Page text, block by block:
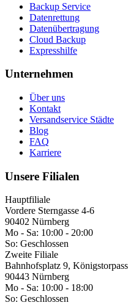
Backup Service
Datenrettung
Datenübertragung
Cloud Backup
Expresshilfe
Unternehmen
Über uns
Kontakt
Versandservice Städte
Blog
FAQ
Karriere
Unsere Filialen
Hauptfiliale
Vordere Sterngasse 4-6
90402 Nürnberg
Mo - Sa: 10:00 - 20:00
So: Geschlossen
Zweite Filiale
Bahnhofsplatz 9,
90443 Nürnberg
Mo - Sa: 10:00 - 18:00
So: Geschlossen